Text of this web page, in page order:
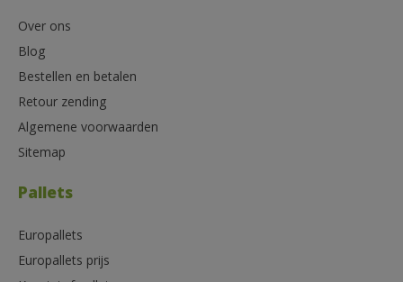
Over ons
Blog
Bestellen en betalen
Retour zending
Algemene voorwaarden
Sitemap
Pallets
Europallets
Europallets prijs